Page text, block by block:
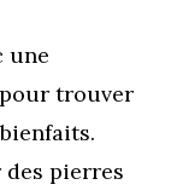
une
trouver
des pierres